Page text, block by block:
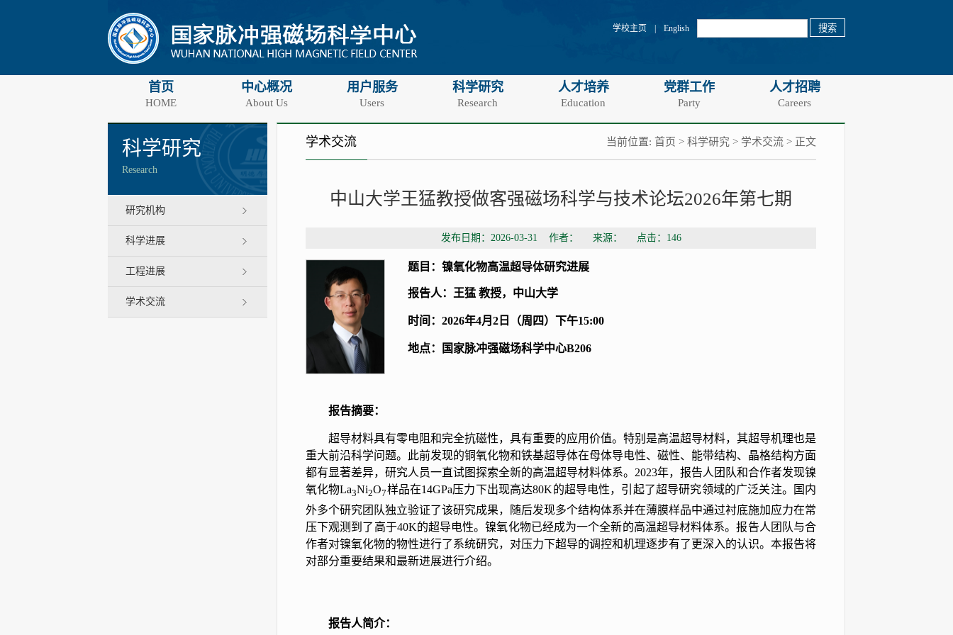
学校主页 English
首页
HOME
中心概况
About Us
用户服务
Users
科学研究
Research
人才培养
Education
党群工作
Party
人才招聘
Careers
科学研究
Research
研究机构
科学进展
工程进展
学术交流
学术交流 当前位置: 首页 > 科学研究 > 学术交流 > 正文
中山大学王猛教授做客强磁场科学与技术论坛2026年第七期
发布日期：2026-03-31 作者： 来源： 点击： 146
题目： 镍氧化物高温超导体研究进展
报告人：王猛 教授，中山大学
时间：2026年4月2日（周四）下午15:00
地点：国家脉冲强磁场科学中心B206
报告摘要：
超导材料具有零电阻和完全抗磁性，具有重要的应用价值。特别是高温超导材料，其超导机理也是
重大前沿科学问题。此前发现的铜氧化物和铁基超导体在母体导电性、磁性、能带结构、晶格结构方面
都有显著差异，研究人员一直试图探索全新的高温超导材料体系。2023年，报告人团队和合作者发现镍
氧化物La3Ni2O7样品在14GPa压力下出现高达80K的超导电性，引起了超导研究领域的广泛关注。国内
外多个研究团队独立验证了该研究成果，随后发现多个结构体系并在薄膜样品中通过衬底施加应力在常
压下观测到了高于40K的超导电性。镍氧化物已经成为一个全新的高温超导材料体系。报告人团队与合
作者对镍氧化物的物性进行了系统研究，对压力下超导的调控和机理逐步有了更深入的认识。本报告将
对部分重要结果和最新进展进行介绍。
报告人简介：